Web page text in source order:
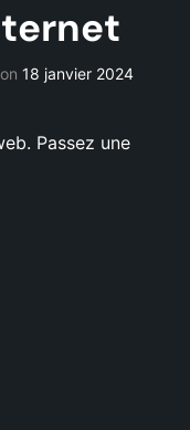
18 janvier 2024
Passez une